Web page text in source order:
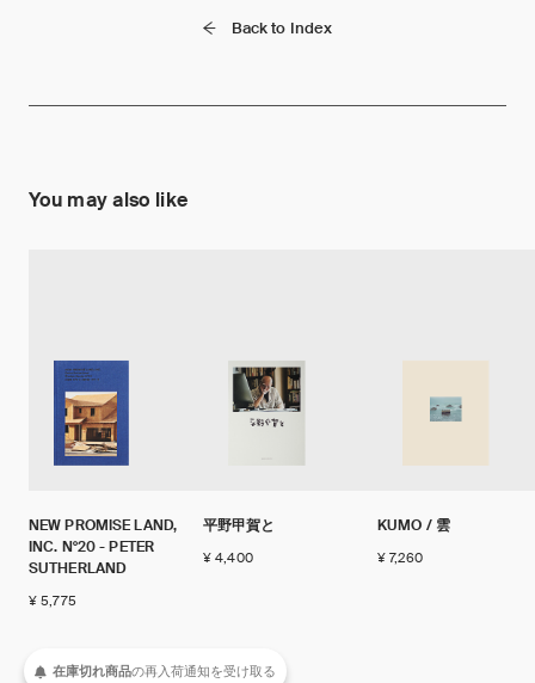
Back to Index
You may also like
NEW PROMISE LAND,
INC. N°20 - PETER
SUTHERLAND
¥ 5,775
平野甲賀と
¥ 4,400
KUMO / 雲
¥ 7,260
在庫切れ商品の再入荷通知を受け取る